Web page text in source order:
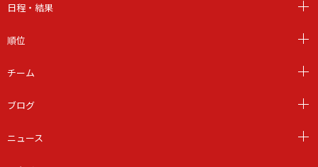
日程・結果
順位
チーム
ブログ
ニュース